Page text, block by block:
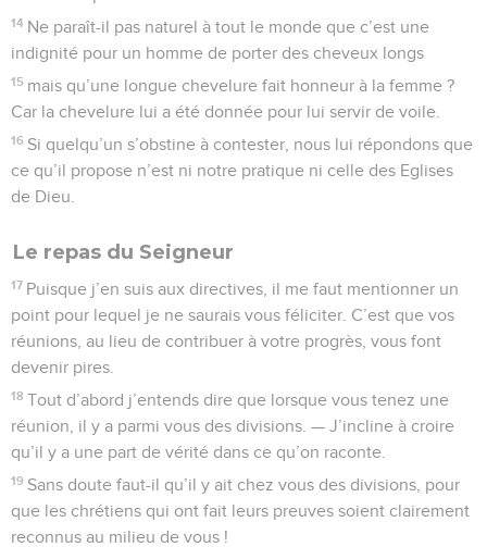
14 Ne paraît-il pas naturel à tout le monde que c’est une
indignité pour un homme de porter des cheveux longs
15 mais qu’une longue chevelure fait honneur à la femme ?
Car la chevelure lui a été donnée pour lui servir de voile.
16 Si quelqu’un s’obstine à contester, nous lui répondons que
ce qu’il propose n’est ni notre pratique ni celle des Eglises
de Dieu.
Le repas du Seigneur
17 Puisque j’en suis aux directives, il me faut mentionner un
point pour lequel je ne saurais vous féliciter. C’est que vos
réunions, au lieu de contribuer à votre progrès, vous font
devenir pires.
18 Tout d’abord j’entends dire que lorsque vous tenez une
réunion, il y a parmi vous des divisions. — J’incline à croire
qu’il y a une part de vérité dans ce qu’on raconte.
19 Sans doute faut-il qu’il y ait chez vous des divisions, pour
que les chrétiens qui ont fait leurs preuves soient clairement
reconnus au milieu de vous !